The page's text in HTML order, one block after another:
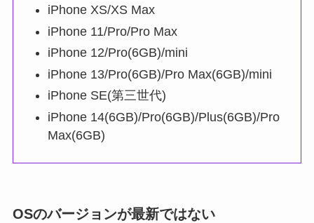
iPhone XS/XS Max
iPhone 11/Pro/Pro Max
iPhone 12/Pro(6GB)/mini
iPhone 13/Pro(6GB)/Pro Max(6GB)/mini
iPhone SE(第三世代)
iPhone 14(6GB)/Pro(6GB)/Plus(6GB)/Pro
Max(6GB)
OSのバージョンが最新ではない